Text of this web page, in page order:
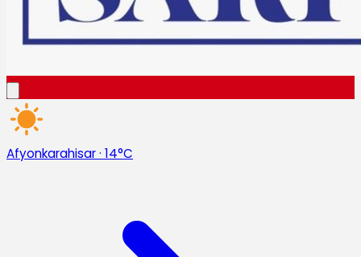
Afyonkarahisar· 14°C